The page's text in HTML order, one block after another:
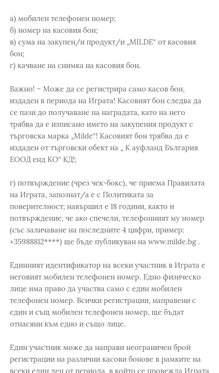
а) мобилен телефонен номер;
б) номер на касовия бон;
в) сума на закупен/и продукт/и „MILDE“ от касовия
бон;
г) качване на снимка на касовия бон.
Важно! – Може да се регистрира само касов бон,
издаден в периода на Играта! Касовият бон следва да
се пази до получаване на наградата, като на него
трябва да е изписано името на закупения продукт с
търговска марка „Milde“! Касовият бон трябва да е
издаден от търговски обект на „ К ауфланд България
ЕООД енд КО“ КД!;
г) потвърждение (чрез чек-бокс), че приема Правилата
на Играта, запознат/а е с Политиката за
поверителност; навършил е 18 години, както и
потвърждение, че ако спечели, телефонният му номер
(със заличаване на последните 4 цифри, пример:
+35988812****) ще бъде публикуван на www.milde.bg .
Единният идентификатор на всеки участник в Играта е
неговият мобилен телефонен номер. Едно физическо
лице има право да участва само с един мобилен
телефонен номер. Всички регистрации, направени с
един и същ мобилен телефонен номер, ще бъдат
отнасяни към едно и също лице.
Един участник може да направи неограничен брой
регистрации на различни касови бонове в рамките на
всеки един ден от периода, в който се провежда Играта